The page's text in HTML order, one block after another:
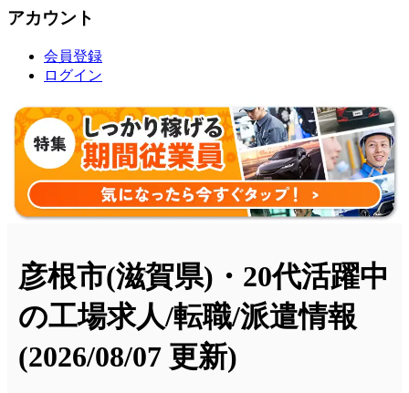
アカウント
会員登録
ログイン
彦根市(滋賀県)・20代活躍中
の工場求人/転職/派遣情報
(2026/08/07 更新)